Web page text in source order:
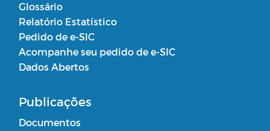
Glossário
Relatório Estatístico
Pedido de e-SIC
Acompanhe seu pedido de e-SIC
Dados Abertos
Publicações
Documentos